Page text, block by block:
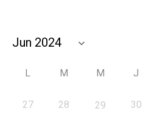
L M M J
27 28 29 30